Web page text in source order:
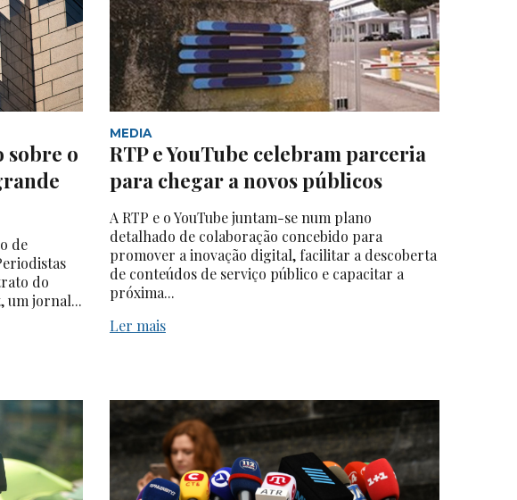
sobre o
de
do
um jornal...
MEDIA
RTP e YouTube celebram parceria
para chegar a novos públicos
A RTP e o YouTube juntam-se num plano
detalhado de colaboração concebido para
promover a inovação digital, facilitar a descoberta
de conteúdos de serviço público e capacitar a
próxima...
Ler mais